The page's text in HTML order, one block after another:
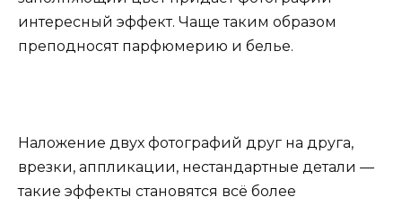
интересный эффект. Чаще таким образом
преподносят парфюмерию и белье.
Наложение двух фотографий друг на друга,
врезки, аппликации, нестандартные детали —
такие эффекты становятся всё более